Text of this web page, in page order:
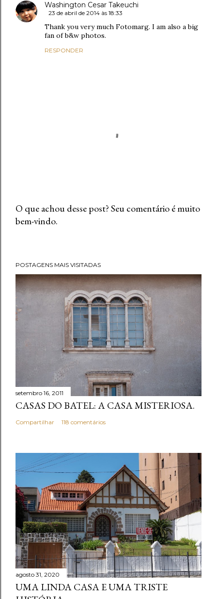
Washington Cesar Takeuchi
23 de abril de 2014 às 18:33
Thank you very much Fotomarg. I am also a big
fan of b&w photos.
RESPONDER
P
a
r
u
m
c
t
á
r
i
O que achou desse post? Seu comentário é muito
bem-vindo.
POSTAGENS MAIS VISITADAS
setembro 16, 2011
CASAS DO BATEL: A CASA MISTERIOSA.
Compartilhar 118 comentários
agosto 31, 2020
UMA LINDA CASA E UMA TRISTE